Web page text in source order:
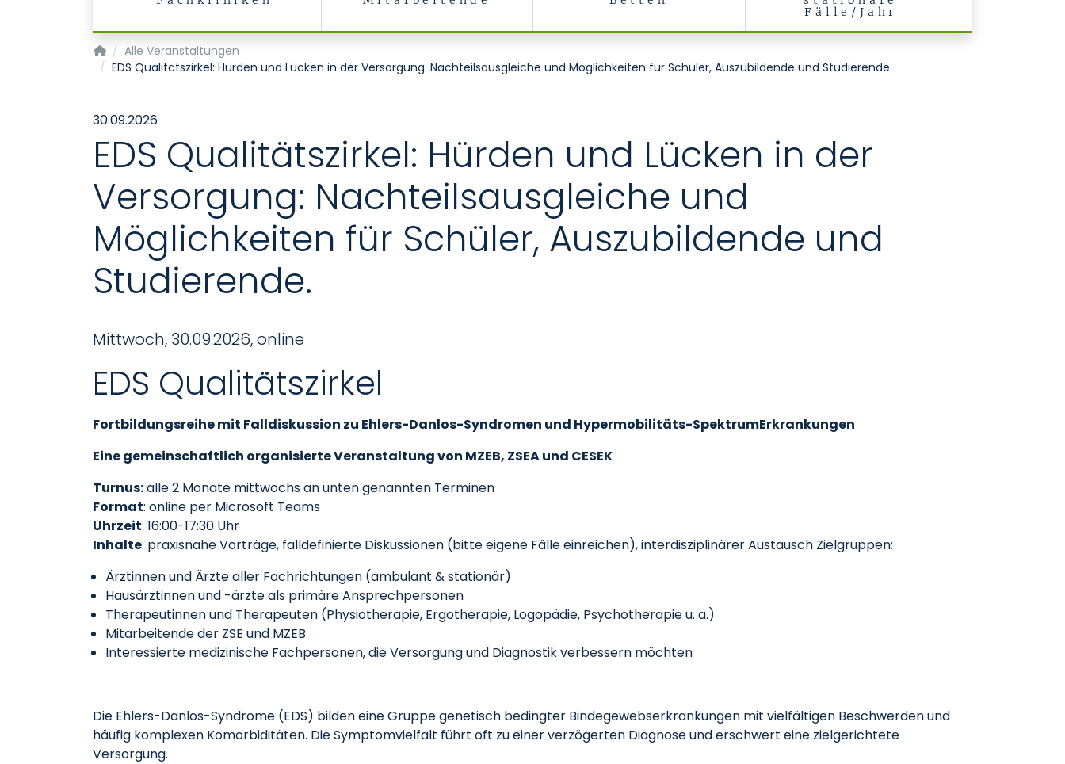
Fälle/Jahr
Startseite
Alle Veranstaltungen
EDS Qualitätszirkel: Hürden und Lücken in der Versorgung: Nachteilsausgleiche und Möglichkeiten für Schüler, Auszubildende und Studierende.
30.09.2026
EDS Qualitätszirkel: Hürden und Lücken in der
Versorgung: Nachteilsausgleiche und
Möglichkeiten für Schüler, Auszubildende und
Studierende.
Mittwoch, 30.09.2026, online
EDS Qualitätszirkel
Fortbildungsreihe mit Falldiskussion zu Ehlers-Danlos-Syndromen und Hypermobilitäts-Spektrum­Erkrankungen
Eine gemeinschaftlich organisierte Veranstaltung von MZEB, ZSEA und CESEK
Turnus:alle 2 Monate mittwochs an unten genannten Terminen
Format: online per Microsoft Teams
Uhrzeit: 16:00-17:30 Uhr
Inhalte: praxisnahe Vorträge, falldefinierte Diskussionen (bitte eigene Fälle einreichen), interdisziplinärer Austausch Zielgruppen:
Ärztinnen und Ärzte aller Fachrichtungen (ambulant & stationär)
Hausärztinnen und -ärzte als primäre Ansprechpersonen
Therapeutinnen und Therapeuten (Physiotherapie, Ergotherapie, Logopädie, Psychotherapie u. a.)
Mitarbeitende der ZSE und MZEB
Interessierte medizinische Fachpersonen, die Versorgung und Diagnostik verbessern möchten
Die Ehlers-Danlos-Syndrome (EDS) bilden eine Gruppe genetisch bedingter Bindegewebserkrankungen mit vielfältigen Beschwerden und
häufig komplexen Komorbiditäten. Die Symptomvielfalt führt oft zu einer verzögerten Diagnose und erschwert eine zielgerichtete
Versorgung.